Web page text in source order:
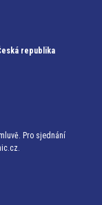
republika
Pro sjednání